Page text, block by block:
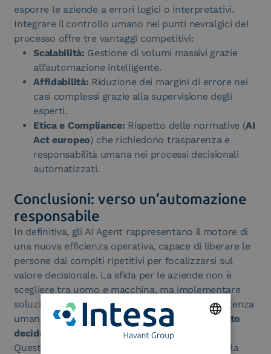
esporre le aziende a errori logici o interpretativi.
Integrare il controllo umano nei punti nevralgici del
processo offre tre vantaggi competitivi:
Scalabilità: Gestione di volumi massivi grazie
all’automazione intelligente.
Affidabilità: Riduzione dei margini di errore nei
casi complessi grazie alla supervisione degli
esperti.
Etica e Compliance: Rispetto delle normative (AI
Act europeo) che richiedono trasparenza e
responsabilità umana nei processi decisionali
automatizzati.
Conclusioni: verso un’automazione
responsabile
In definitiva, gli AI Agent rappresentano il motore di
una nuova efficienza operativa, capace di liberare le
persone dai compiti ripetitivi per focalizzarsi sul
valore decisionale. La sfida per le aziende non è
scegliere tra uomo e macchina, ma implementare
soluzioni dove la tecnologia potenzia la competenza
umana secondo il principio: l’AI segnala, l’esperto
decide
Questo approccio garantisce che la velocità della